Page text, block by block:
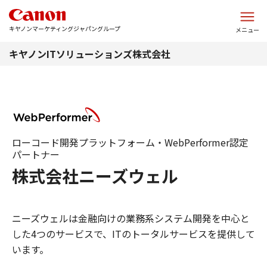
キヤノンマーケティングジャパングループ メニュー
キヤノンITソリューションズ株式会社
株式会社ニーズウェル
ローコード開発プラットフォーム・WebPerformer認定
パートナー
ニーズウェルは金融向けの業務系システム開発を中心と
した4つのサービスで、ITのトータルサービスを提供して
います。